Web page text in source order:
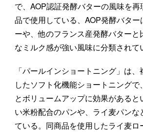
で、AOP認証発酵バターの風味を
品で使用している、AOP発酵バター
ーや、他のフランス産発酵バター
なミルク感が強い風味に分類されて
「パールインショートニング」は
したソフト化機能ショートニングで
とボリュームアップに効果があると
い米粉配合のパンや、ライ麦パンな
ている。同商品を使用したライ麦ロ